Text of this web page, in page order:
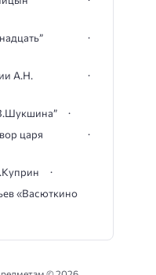
А.Н.
царя
«Васюткино